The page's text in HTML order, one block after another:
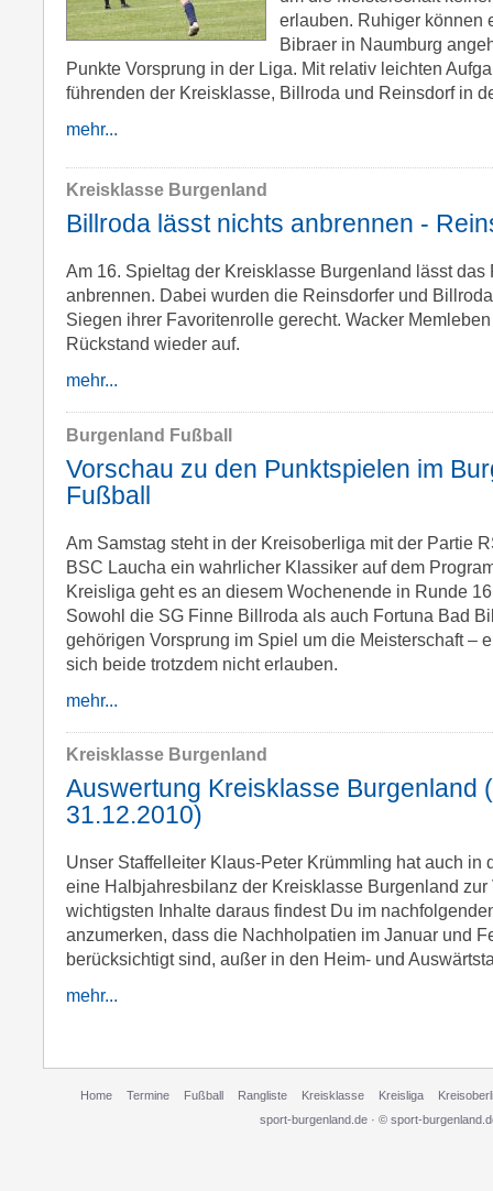
erlauben. Ruhiger können
Bibraer in Naumburg
Punkte Vorsprung in der Liga. Mit relativ leichten
führenden der Kreisklasse, Billroda und Reinsdorf in
mehr...
Kreisklasse Burgenland
Billroda lässt nichts anbrennen -
Am 16. Spieltag der Kreisklasse Burgenland lässt das
anbrennen. Dabei wurden die Reinsdorfer und
Siegen ihrer Favoritenrolle gerecht. Wacker
Rückstand wieder auf.
mehr...
Burgenland Fußball
Vorschau zu den Punktspielen im
Fußball
Am Samstag steht in der Kreisoberliga mit der Partie
BSC Laucha ein wahrlicher Klassiker auf dem
Kreisliga geht es an diesem Wochenende in Runde
Sowohl die SG Finne Billroda als auch Fortuna Bad
gehörigen Vorsprung im Spiel um die Meisterschaft –
sich beide trotzdem nicht erlauben.
mehr...
Kreisklasse Burgenland
Auswertung Kreisklasse Burgenland
31.12.2010)
Unser Staffelleiter Klaus-Peter Krümmling hat auch in
eine Halbjahresbilanz der Kreisklasse Burgenland zur
wichtigsten Inhalte daraus findest Du im
anzumerken, dass die Nachholpatien im Januar und
berücksichtigt sind, außer in den Heim- und
mehr...
Home Termine Fußball Rangliste Kreisklasse Kreisliga
sport-burgenland.de · © sport-